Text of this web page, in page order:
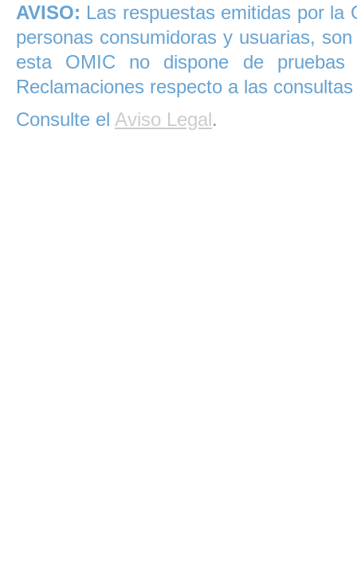
AVISO: Las respuestas emitidas por la
personas consumidoras y usuarias,
esta OMIC no dispone de
Reclamaciones respecto a las
Consulte el Aviso Legal.